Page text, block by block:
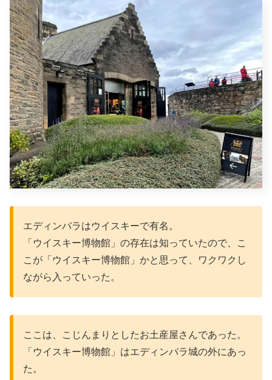
エディンバラはウイスキーで有名。
「ウイスキー博物館」の存在は知っていたので、こ
こが「ウイスキー博物館」かと思って、ワクワクし
ながら入っていった。
ここは、こじんまりとしたお土産屋さんであった。
「ウイスキー博物館」はエディンバラ城の外にあっ
た。